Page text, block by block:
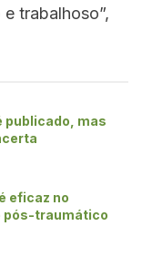
trabalhoso”,
publicado, mas
eficaz no
pós-traumático